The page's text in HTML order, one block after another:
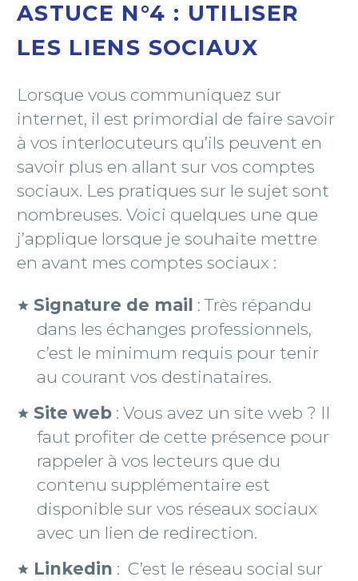
ASTUCE N°4 : UTILISER
LES LIENS SOCIAUX
Lorsque vous communiquez sur
internet, il est primordial de faire savoir
à vos interlocuteurs qu’ils peuvent en
savoir plus en allant sur vos comptes
sociaux. Les pratiques sur le sujet sont
nombreuses. Voici quelques une que
j’applique lorsque je souhaite mettre
en avant mes comptes sociaux :
Signature de mail : Très répandu
dans les échanges professionnels,
c’est le minimum requis pour tenir
au courant vos destinataires.
Site web : Vous avez un site web ? Il
faut profiter de cette présence pour
rappeler à vos lecteurs que du
contenu supplémentaire est
disponible sur vos réseaux sociaux
avec un lien de redirection.
Linkedin : C’est le réseau social sur